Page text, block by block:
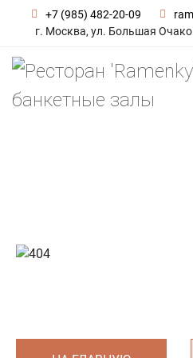
+7 (985) 482-20-09
г. Москва, ул. Большая